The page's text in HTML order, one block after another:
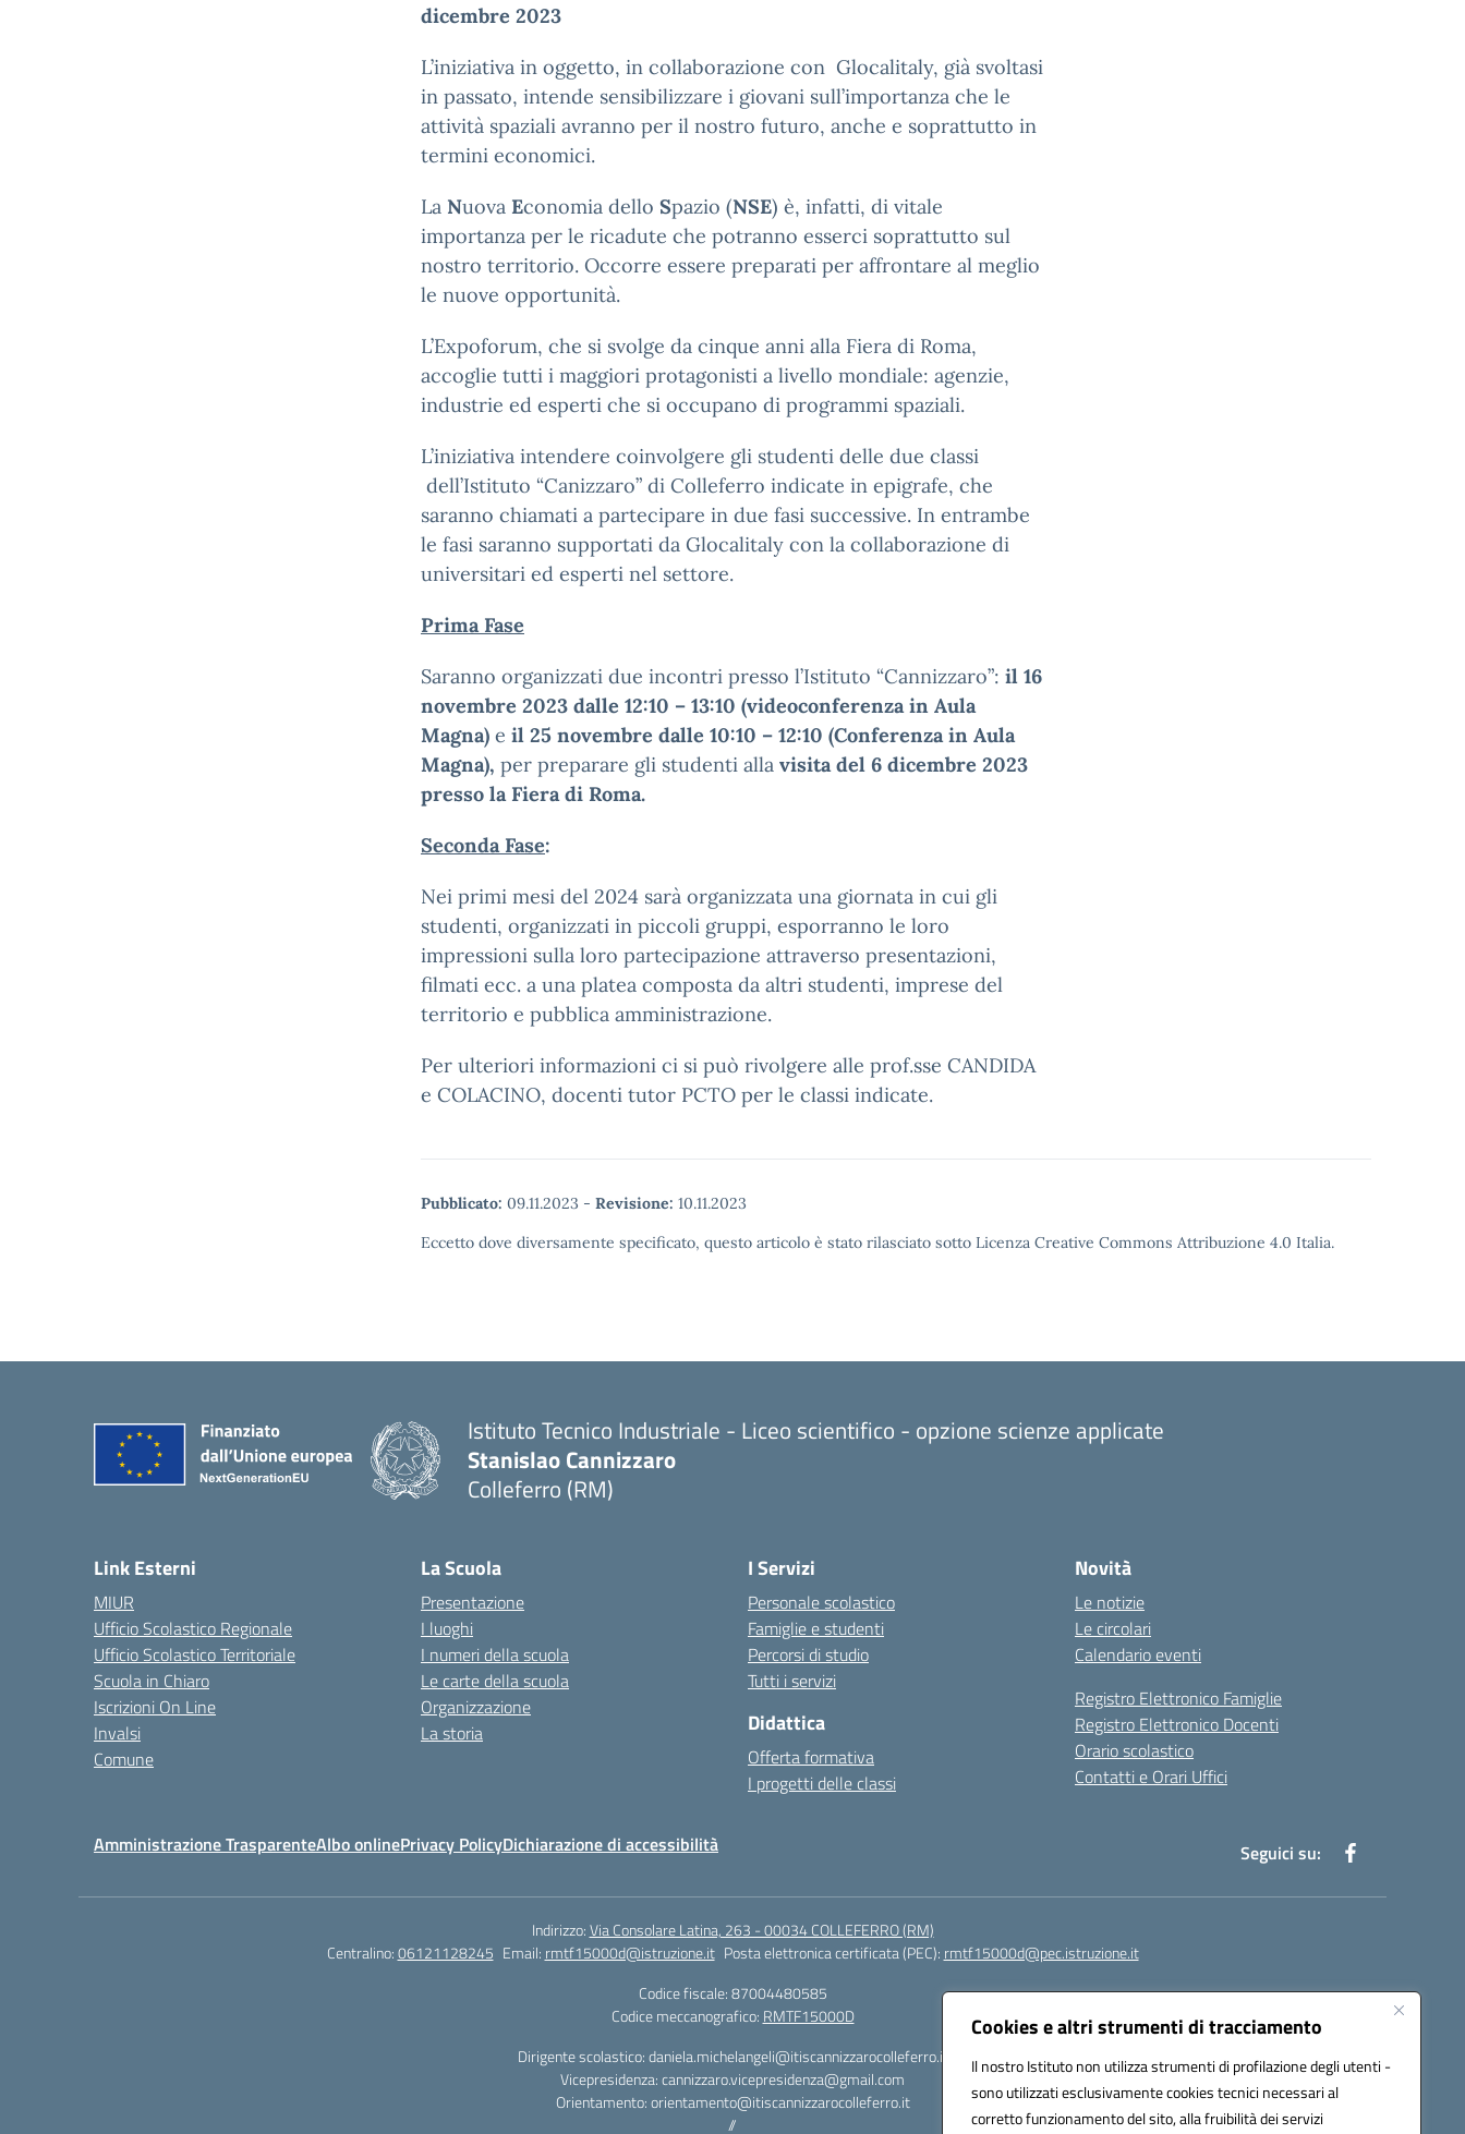
Cookies e altri strumenti di tracciamento
Il nostro Istituto non utilizza strumenti di profilazione degli utenti -
sono utilizzati esclusivamente cookies tecnici necessari al
corretto funzionamento del sito, alla fruibilità dei servizi
dicembre 2023
L’iniziativa in oggetto, in collaborazione con Glocalitaly, già svoltasi
in passato, intende sensibilizzare i giovani sull’importanza che le
attività spaziali avranno per il nostro futuro, anche e soprattutto in
termini economici.
La Nuova Economia dello Spazio (NSE) è, infatti, di vitale
importanza per le ricadute che potranno esserci soprattutto sul
nostro territorio. Occorre essere preparati per affrontare al meglio
le nuove opportunità.
L’Expoforum, che si svolge da cinque anni alla Fiera di Roma,
accoglie tutti i maggiori protagonisti a livello mondiale: agenzie,
industrie ed esperti che si occupano di programmi spaziali.
L’iniziativa intendere coinvolgere gli studenti delle due classi
dell’Istituto “Canizzaro” di Colleferro indicate in epigrafe, che
saranno chiamati a partecipare in due fasi successive. In entrambe
le fasi saranno supportati da Glocalitaly con la collaborazione di
universitari ed esperti nel settore.
Prima Fase
Saranno organizzati due incontri presso l’Istituto “Cannizzaro”: il 16
novembre 2023 dalle 12:10 – 13:10 (videoconferenza in Aula
Magna) e il 25 novembre dalle 10:10 – 12:10 (Conferenza in Aula
Magna), per preparare gli studenti alla visita del 6 dicembre 2023
presso la Fiera di Roma.
Seconda Fase:
Nei primi mesi del 2024 sarà organizzata una giornata in cui gli
studenti, organizzati in piccoli gruppi, esporranno le loro
impressioni sulla loro partecipazione attraverso presentazioni,
filmati ecc. a una platea composta da altri studenti, imprese del
territorio e pubblica amministrazione.
Per ulteriori informazioni ci si può rivolgere alle prof.sse CANDIDA
e COLACINO, docenti tutor PCTO per le classi indicate.
Pubblicato: 09.11.2023 - Revisione: 10.11.2023
Eccetto dove diversamente specificato, questo articolo è stato rilasciato sotto Licenza Creative Commons Attribuzione 4.0 Italia.
Istituto Tecnico Industriale - Liceo scientifico - opzione scienze applicate
Stanislao Cannizzaro
Colleferro (RM)
Link Esterni
MIUR
Ufficio Scolastico Regionale
Ufficio Scolastico Territoriale
Scuola in Chiaro
Iscrizioni On Line
Invalsi
Comune
La Scuola
Presentazione
I luoghi
I numeri della scuola
Le carte della scuola
Organizzazione
La storia
I Servizi
Personale scolastico
Famiglie e studenti
Percorsi di studio
Tutti i servizi
Didattica
Offerta formativa
I progetti delle classi
Novità
Le notizie
Le circolari
Calendario eventi
Registro Elettronico Famiglie
Registro Elettronico Docenti
Orario scolastico
Contatti e Orari Uffici
Amministrazione TrasparenteAlbo onlinePrivacy PolicyDichiarazione di accessibilità Seguici su:
Indirizzo:Via Consolare Latina, 263 - 00034 COLLEFERRO (RM)
Centralino:06121128245 Email: rmtf15000d@istruzione.it Posta elettronica certificata (PEC): rmtf15000d@pec.istruzione.it
Codice fiscale: 87004480585
Codice meccanografico: RMTF15000D
Dirigente scolastico: daniela.michelangeli@itiscannizzarocolleferro.it
Vicepresidenza: cannizzaro.vicepresidenza@gmail.com
Orientamento: orientamento@itiscannizzarocolleferro.it
//